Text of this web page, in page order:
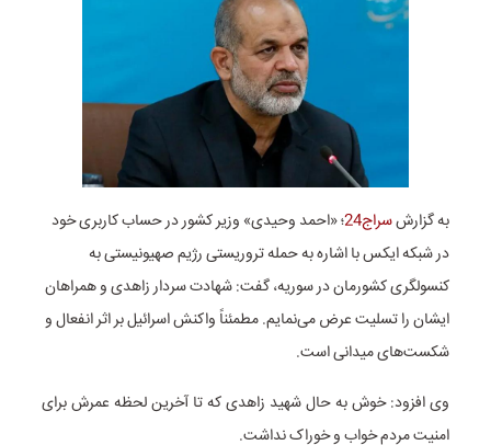
به گزارشسراج24
؛ «احمد وحیدی» وزیر کشور در حساب کاربری خود
در شبکه ایکس با اشاره به حمله تروریستی رژیم صهیونیستی به
کنسولگری کشورمان در سوریه، گفت: شهادت سردار زاهدی و همراهان
ایشان را تسلیت عرض می‌نمایم. مطمئناً واکنش اسرائیل بر اثر انفعال و
شکست‌های میدانی است.
وی افزود: خوش به حال شهید زاهدی که تا آخرین لحظه عمرشبرای
امنیت مردم خواب و خوراک نداشت.